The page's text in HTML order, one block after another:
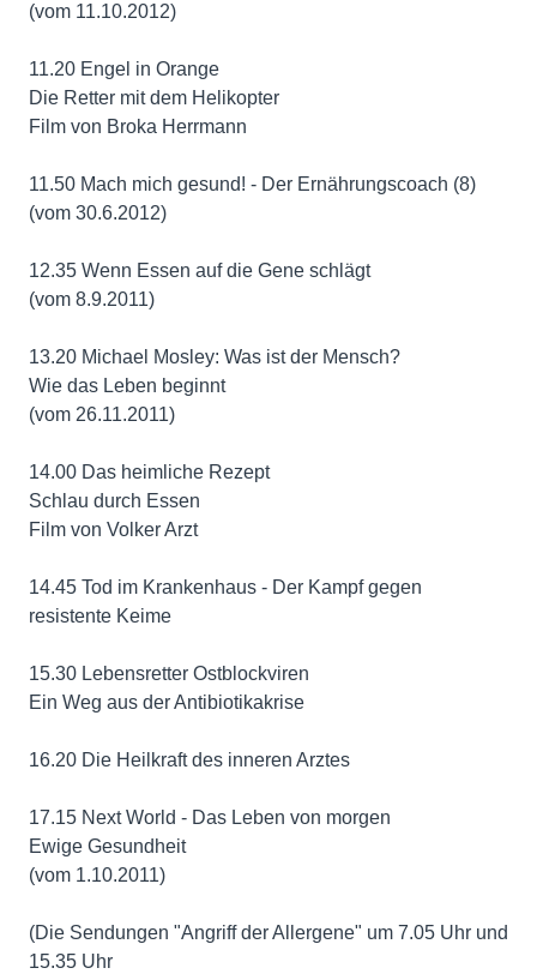
(vom 11.10.2012)
11.20 Engel in Orange
Die Retter mit dem Helikopter
Film von Broka Herrmann
11.50 Mach mich gesund! - Der Ernährungscoach (8)
(vom 30.6.2012)
12.35 Wenn Essen auf die Gene schlägt
(vom 8.9.2011)
13.20 Michael Mosley: Was ist der Mensch?
Wie das Leben beginnt
(vom 26.11.2011)
14.00 Das heimliche Rezept
Schlau durch Essen
Film von Volker Arzt
14.45 Tod im Krankenhaus - Der Kampf gegen
resistente Keime
15.30 Lebensretter Ostblockviren
Ein Weg aus der Antibiotikakrise
16.20 Die Heilkraft des inneren Arztes
17.15 Next World - Das Leben von morgen
Ewige Gesundheit
(vom 1.10.2011)
(Die Sendungen "Angriff der Allergene" um 7.05 Uhr und
15.35 Uhr